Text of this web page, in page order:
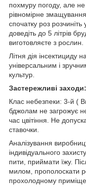
похмуру погоду, але
рівномірне
спочатку роз розчиніть
доведіть до 5 літрів
виготовляєте з рослин.
Літня дія інсектициду
універсальним і
культур.
Застережливі заходи:
Клас небезпеки: 3-й (
бджолам не загрожує
час цвітіння. Не
ставочки.
Аналізування
індивідуального
пити, приймати їжу.
милом, прополоскати
прохолодному